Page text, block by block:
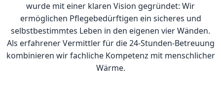
wurde mit einer klaren Vision gegründet: Wir
ermöglichen Pflegebedürftigen ein sicheres und
selbstbestimmtes Leben in den eigenen vier Wänden.
Als erfahrener Vermittler für die 24-Stunden-Betreuung
kombinieren wir fachliche Kompetenz mit menschlicher
Wärme.